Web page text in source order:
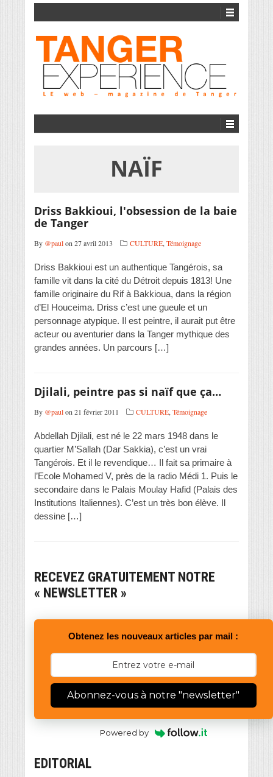
NAÏF
Driss Bakkioui, l'obsession de la baie
de Tanger
By @paulon 27 avril 2013 CULTURE, Témoignage
Driss Bakkioui est un authentique Tangérois, sa
famille vit dans la cité du Détroit depuis 1813! Une
famille originaire du Rif à Bakkioua, dans la région
d’El Houceima. Driss c’est une gueule et un
personnage atypique. Il est peintre, il aurait put être
acteur ou aventurier dans la Tanger mythique des
grandes années. Un parcours […]
Djilali, peintre pas si naïf que ça…
By @paulon 21 février 2011 CULTURE, Témoignage
Abdellah Djilali, est né le 22 mars 1948 dans le
quartier M’Sallah (Dar Sakkia), c’est un vrai
Tangérois. Et il le revendique… Il fait sa primaire à
l’Ecole Mohamed V, près de la radio Médi 1. Puis le
secondaire dans le Palais Moulay Hafid (Palais des
Institutions Italiennes). C’est un très bon élève. Il
dessine […]
RECEVEZ GRATUITEMENT NOTRE
« NEWSLETTER »
Obtenez les nouveaux articles par mail :
Abonnez-vous à notre "newsletter"
Powered by
EDITORIAL